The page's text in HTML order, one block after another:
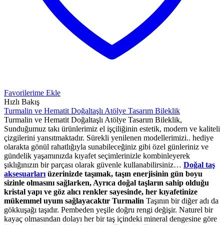
Favorilerime Ekle
Hızlı Bakış
Turmalin ve Hematit Doğaltaşlı Atölye Tasarım Bileklik
Turmalin ve Hematit Doğaltaşlı Atölye Tasarım Bileklik,
Sunduğumuz takı ürünlerimiz el işçiliğinin estetik, modern ve kaliteli
çizgilerini yansıtmaktadır. Sürekli yenilenen modellerimizi.. hediye
olarakta gönül rahatlığıyla sunabileceğiniz gibi özel günleriniz ve
gündelik yaşamınızda kıyafet seçimlerinizle kombinleyerek
şıklığınızın bir parçası olarak güvenle kullanabilirsiniz… Doğal taş
aksesuarları üzerinizde taşımak, taşın enerjisinin gün boyu
sizinle olmasını sağlarken, Ayrıca doğal taşların sahip olduğu
kristal yapı ve göz alıcı renkler sayesinde, her kıyafetinize
mükemmel uyum sağlayacaktır Turmalin Taşının bir diğer adı da
gökkuşağı taşıdır. Pembeden yeşile doğru rengi değişir. Naturel bir
kayaç olmasından dolayı her bir taş içindeki mineral dengesine göre